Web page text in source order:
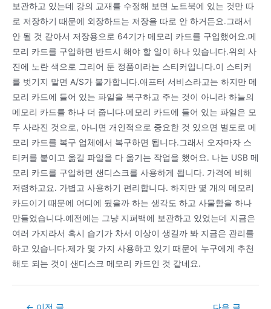
보관하고 있는데 강의 교재를 수정해 보면 노트북에 있는 것만 따
로 저장하기 때문에 외장하드는 저장을 따로 안 하거든요.그래서
안 될 것 같아서 저장용으로 64기가 메모리 카드를 구입했어요.메
모리 카드를 구입하면 반드시 해야 할 일이 하나 있습니다.위의 사
진에 노란 색으로 그리어 둔 정품이라는 스티커입니다.이 스티커
를 벗기지 말면 A/S가 불가합니다.애프터 서비스라고는 하지만 메
모리 카드에 들어 있는 파일을 복구하고 주는 것이 아니라 하늘의
메모리 카드를 하나 더 줍니다.메모리 카드에 들어 있는 파일은 모
두 사라진 것으로, 아니면 개인적으로 중요한 것 있으면 별도로 메
모리 카드를 복구 업체에서 복구하면 됩니다.그래서 오자마자 스
티커를 붙이고 옮길 파일을 다 옮기는 작업을 했어요. 나는 USB 메
모리 카드를 구입하면 샌디스크를 사용하게 됩니다. 가격에 비해
저렴하고요. 가볍고 사용하기 편리합니다. 하지만 몇 개의 메모리
카드이기 때문에 어디에 뒀을까 하는 생각도 하고 사물함을 하나
만들었습니다.예전에는 그냥 지퍼백에 보관하고 있었는데 지금은
여러 가지라서 혹시 습기가 차서 이상이 생길까 봐 지금은 관리를
하고 있습니다.제가 몇 가지 사용하고 있기 때문에 누구에게 추천
해도 되는 것이 샌디스크 메모리 카드인 것 같네요.
Post